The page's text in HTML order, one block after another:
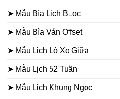
➤ Mẫu Bìa Lịch BLoc
➤ Mẫu Bìa Ván Offset
➤ Mẫu Lịch Lò Xo Giữa
➤ Mẫu Lịch 52 Tuần
➤ Mẫu Lịch Khung Ngọc